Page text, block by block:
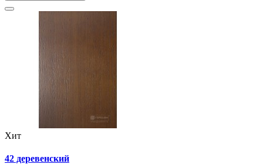
Хит
42 деревенский